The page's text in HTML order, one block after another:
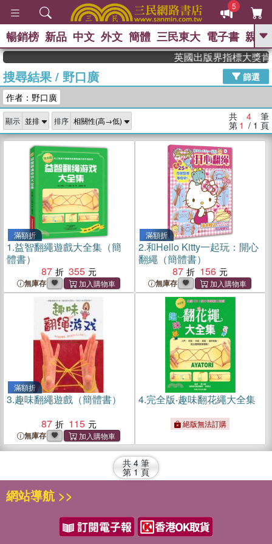
5
GO
The Odyssey 、
父親節 、 如果歷史是一群喵 、 暑期
念華 、 台灣的李登輝時代 、 數學女
孩：黎曼猜想
偉大的迷走神經
暢銷榜 新品 中文 外文 簡體 三民東大 電子書 親子
英國出版界指標大獎
搜尋結果/ 野口廣
篩選
作者：野口廣
顯示 排序 共 4 筆
第 1 / 1 頁
滿額折
1.益智翻繩遊戲大全集（簡
體書）
87
355
無庫存
滿額折
2.和Hello Kitty一起玩：開心
翻繩（簡體書）
87
156
無庫存
滿額折
3.趣味翻繩遊戲（簡體書）
87
115
無庫存
4.完全版‧趣味翻花繩大全集
絕版無法訂購
共 4 筆
第 1 頁
網站導航 >>